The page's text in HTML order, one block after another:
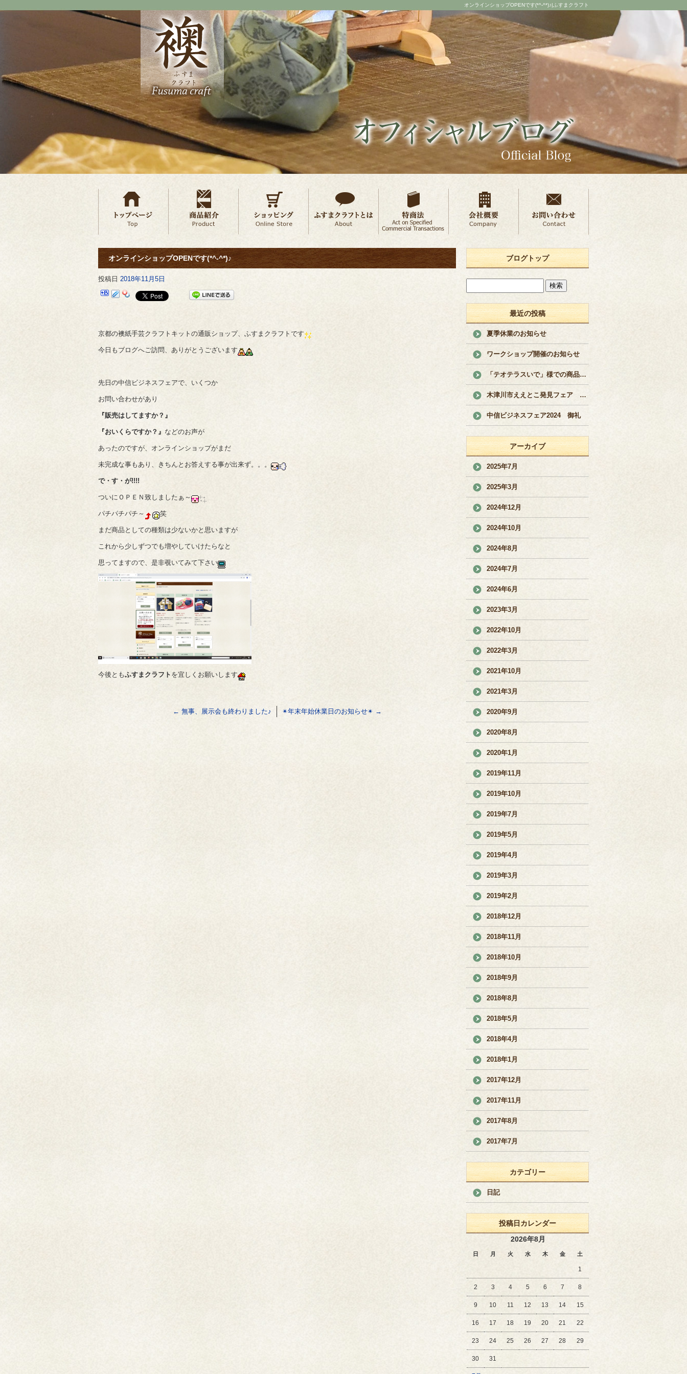
オンラインショップOPENです(*^-^*)♪|ふすまクラフト
オンラインショップOPENです(*^-^*)♪
投稿日 2018年11月5日
京都の襖紙手芸クラフトキットの通販ショップ、ふすまクラフトです
今日もブログへご訪問、ありがとうございます
先日の中信ビジネスフェアで、いくつか
お問い合わせがあり
『販売はしてますか？』
『おいくらですか？』 などのお声が
あったのですが、オンラインショップがまだ
未完成な事もあり、きちんとお答えする事が出来ず。。。
で・す・が!!!!
ついにＯＰＥＮ致しましたぁ～
パチパチパチ～ 笑
まだ商品としての種類は少ないかと思いますが
これから少しずつでも増やしていけたらなと
思ってますので、是非覗いてみて下さい
今後ともふすまクラフト を宜しくお願いします
← 無事、展示会も終わりました♪ ✴年末年始休業日のお知らせ✴ →
ブログトップ
最近の投稿
夏季休業のお知らせ
ワークショップ開催のお知らせ
「テオテラスいで」様での商品販売のお知らせ
木津川市ええとこ発見フェア 開催
中信ビジネスフェア2024 御礼
アーカイブ
2025年7月
2025年3月
2024年12月
2024年10月
2024年8月
2024年7月
2024年6月
2023年3月
2022年10月
2022年3月
2021年10月
2021年3月
2020年9月
2020年8月
2020年1月
2019年11月
2019年10月
2019年7月
2019年5月
2019年4月
2019年3月
2019年2月
2018年12月
2018年11月
2018年10月
2018年9月
2018年8月
2018年5月
2018年4月
2018年1月
2017年12月
2017年11月
2017年8月
2017年7月
カテゴリー
日記
投稿日カレンダー
2026年8月
日 月 火 水 木 金 土
1
2 3 4 5 6 7 8
9 10 11 12 13 14 15
16 17 18 19 20 21 22
23 24 25 26 27 28 29
30 31